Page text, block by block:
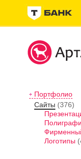
Портфолио
Сайты (376)
Логотипы